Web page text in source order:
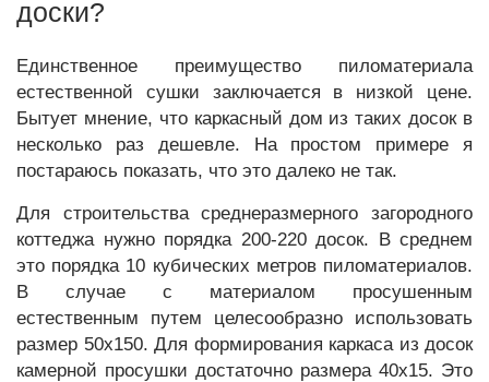
доски?
Единственное преимущество пиломатериала
естественной сушки заключается в низкой цене.
Бытует мнение, что каркасный дом из таких досок в
несколько раз дешевле. На простом примере я
постараюсь показать, что это далеко не так.
Для строительства среднеразмерного загородного
коттеджа нужно порядка 200-220 досок. В среднем
это порядка 10 кубических метров пиломатериалов.
В случае с материалом просушенным
естественным путем целесообразно использовать
размер 50х150. Для формирования каркаса из досок
камерной просушки достаточно размера 40х15. Это